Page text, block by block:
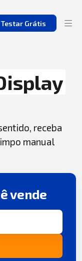
Testar Grátis
receba
manual
vende